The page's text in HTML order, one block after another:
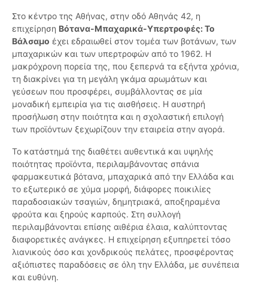
Στο κέντρο της Αθήνας, στην οδό Αθηνάς 42, η
επιχείρηση Βότανα-Μπαχαρικά-Υπερτροφές: Το
Βάλσαμο έχει εδραιωθεί στον τομέα των βοτάνων, των
μπαχαρικών και των υπερτροφών από το 1962. Η
μακρόχρονη πορεία της, που ξεπερνά τα εξήντα χρόνια,
τη διακρίνει για τη μεγάλη γκάμα αρωμάτων και
γεύσεων που προσφέρει, συμβάλλοντας σε μία
μοναδική εμπειρία για τις αισθήσεις. Η αυστηρή
προσήλωση στην ποιότητα και η σχολαστική επιλογή
των προϊόντων ξεχωρίζουν την εταιρεία στην αγορά.
Το κατάστημά της διαθέτει αυθεντικά και υψηλής
ποιότητας προϊόντα, περιλαμβάνοντας σπάνια
φαρμακευτικά βότανα, μπαχαρικά από την Ελλάδα και
το εξωτερικό σε χύμα μορφή, διάφορες ποικιλίες
παραδοσιακών τσαγιών, δημητριακά, αποξηραμένα
φρούτα και ξηρούς καρπούς. Στη συλλογή
περιλαμβάνονται επίσης αιθέρια έλαια, καλύπτοντας
διαφορετικές ανάγκες. Η επιχείρηση εξυπηρετεί τόσο
λιανικούς όσο και χονδρικούς πελάτες, προσφέροντας
αξιόπιστες παραδόσεις σε όλη την Ελλάδα, με συνέπεια
και ευθύνη.